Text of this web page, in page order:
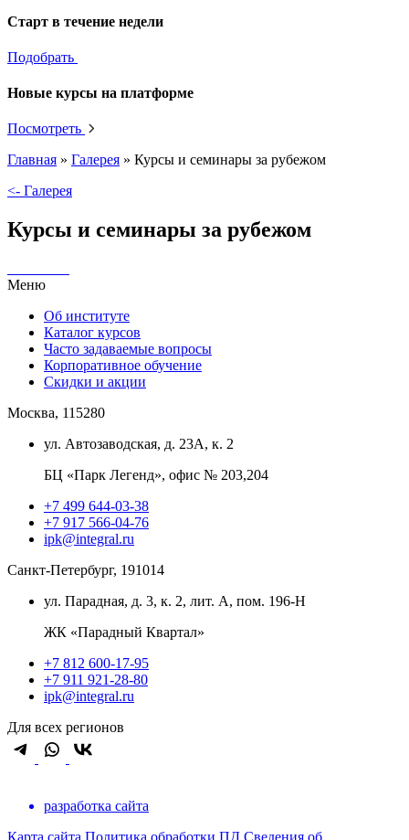
Старт в течение недели
Подобрать
Новые курсы на платформе
Посмотреть
Главная » Галерея » Курсы и семинары за рубежом
<- Галерея
Курсы и семинары за рубежом
Меню
Об институте
Каталог курсов
Часто задаваемые вопросы
Корпоративное обучение
Скидки и акции
Москва, 115280
ул. Автозаводская, д. 23А, к. 2
БЦ «Парк Легенд», офис № 203,204
+7 499 644-03-38
+7 917 566-04-76
ipk@integral.ru
Санкт-Петербург, 191014
ул. Парадная, д. 3, к. 2, лит. А, пом. 196-Н
ЖК «Парадный Квартал»
+7 812 600-17-95
+7 911 921-28-80
ipk@integral.ru
Для всех регионов
разработка сайта